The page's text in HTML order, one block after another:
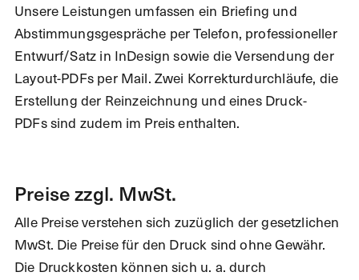
Unsere Leistungen umfassen ein Briefing und
Abstimmungsgespräche per Telefon, professioneller
Entwurf/Satz in InDesign sowie die Versendung der
Layout-PDFs per Mail. Zwei Korrekturdurchläufe, die
Erstellung der Reinzeichnung und eines Druck-
PDFs sind zudem im Preis enthalten.
Preise zzgl. MwSt.
Alle Preise verstehen sich zuzüglich der gesetzlichen
MwSt. Die Preise für den Druck sind ohne Gewähr.
Die Druckkosten können sich u. a. durch